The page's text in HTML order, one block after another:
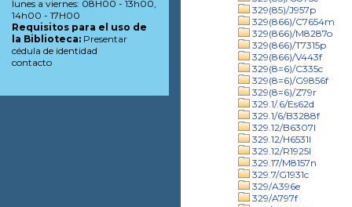
329(85)/J957p
329(866)/C7654m
329(866)/M8287o
329(866)/T7315p
329(866)/V443f
329(8=6)/C335c
329(8=6)/G9856f
329(8=6)/Z79r
329.1/.6/Es62d
329.1/6/B3288f
329.12/B6307l
329.12/H6531l
329.12/R1925l
329.17/M8157n
329.7/G1931c
329/A396e
329/A797f
lunes a viernes: 08H00 - 13h00,
14h00 - 17H00
Requisitos para el uso de
la Biblioteca: Presentar
cédula de identidad
contacto